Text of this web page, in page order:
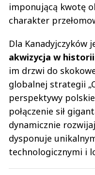
imponującą kwotę
charakter
Dla Kanadyjczyków
akwizycja w historii
im drzwi do
globalnej strategii
perspektywy
połączenie sił
dynamicznie
dysponuje
technologicznymi i